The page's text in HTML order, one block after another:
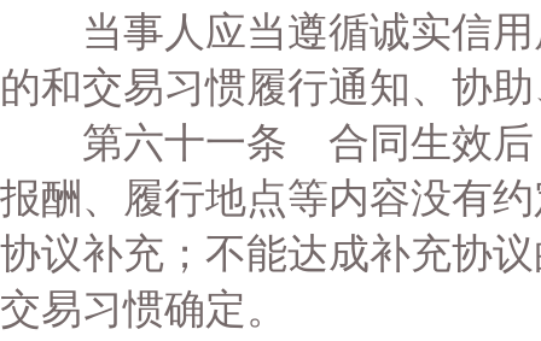
当事人应当遵循诚实信用
的和交易习惯履行通知、协
第六十一条 合同生效后
报酬、履行地点等内容没有
协议补充；不能达成补充协
交易习惯确定。